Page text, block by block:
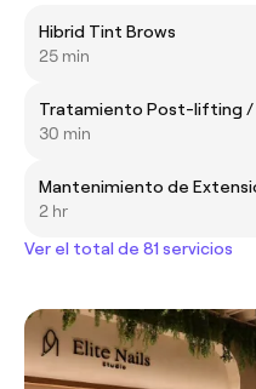
Hibrid Tint Brows
25 min
30 min
Mantenimiento de
2 hr
Ver el total de 81 servicios